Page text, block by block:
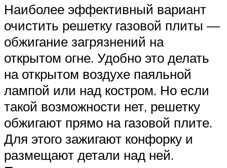
Наиболее эффективный вариант
очистить решетку газовой плиты —
обжигание загрязнений на
открытом огне. Удобно это делать
на открытом воздухе паяльной
лампой или над костром. Но если
такой возможности нет, решетку
обжигают прямо на газовой плите.
Для этого зажигают конфорку и
размещают детали над ней.